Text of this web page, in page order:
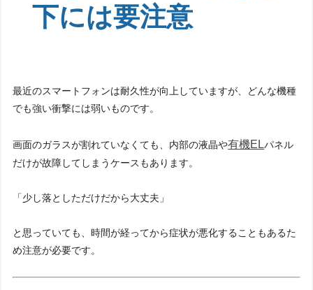
下には要注意
最近のスマートフォンは耐久性が向上していますが、どんな機種
でも強い衝撃には弱いものです。
画面のガラスが割れていなくても、内部の液晶や有機ELパネル
だけが故障してしまうケースもあります。
「少し落としただけだから大丈夫」
と思っていても、時間が経ってから症状が悪化することもあるた
め注意が必要です。